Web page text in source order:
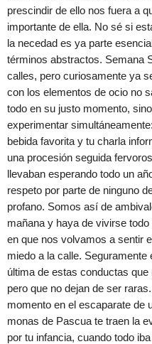
prescindir de ello nos fuera a
importante de ella. No sé si
la necedad es ya parte
términos abstractos. Semana
calles, pero curiosamente ya
con los elementos de ocio no
todo en su justo momento,
experimentar
bebida favorita y tu charla
una procesión seguida
llevaban esperando todo un
respeto por parte de ninguno
profano. Somos así de
mañana y haya de vivirse
en que nos volvamos a sentir
miedo a la calle.
última de estas conductas
pero que no dejan de ser
momento en el escaparate de
monas de Pascua te traen la
por tu infancia, cuando todo